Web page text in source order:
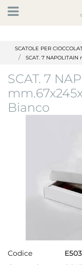
Open
SCATOLE PER
SCAT. 7
SCAT. 7
Bianco
Codice
E503